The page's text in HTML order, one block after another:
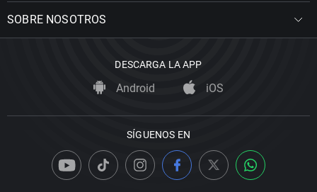
SOBRE NOSOTROS
DESCARGA LA APP
Android iOS
SÍGUENOS EN